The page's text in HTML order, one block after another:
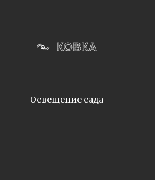
Освещение сада